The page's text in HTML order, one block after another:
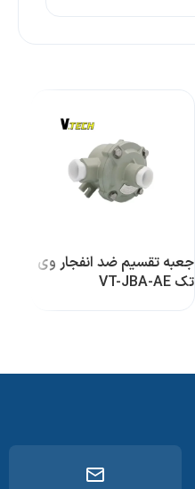
جعبه تقسیم ضد انفجار وی
تک VT-JBA-AE